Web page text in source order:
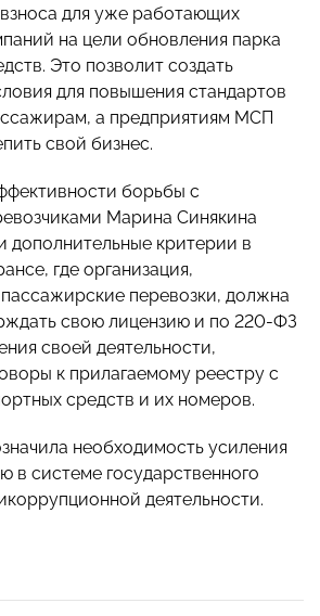
для уже работающих
на цели обновления парка
Это позволит создать
для повышения стандартов
а предприятиям МСП
свой бизнес.
борьбы с
Марина Синякина
дополнительные критерии в
где организация,
перевозки, должна
свою лицензию и по 220-ФЗ
своей деятельности,
к прилагаемому реестру с
средств и их номеров.
необходимость усиления
в системе государственного
деятельности.